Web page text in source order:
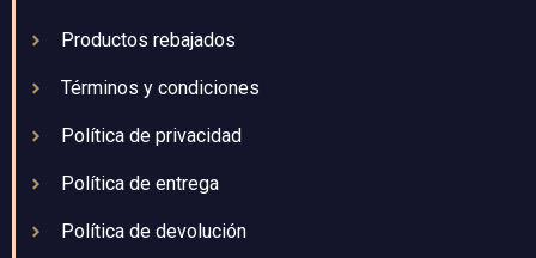
Productos rebajados
Términos y condiciones
Política de privacidad
Política de entrega
Política de devolución